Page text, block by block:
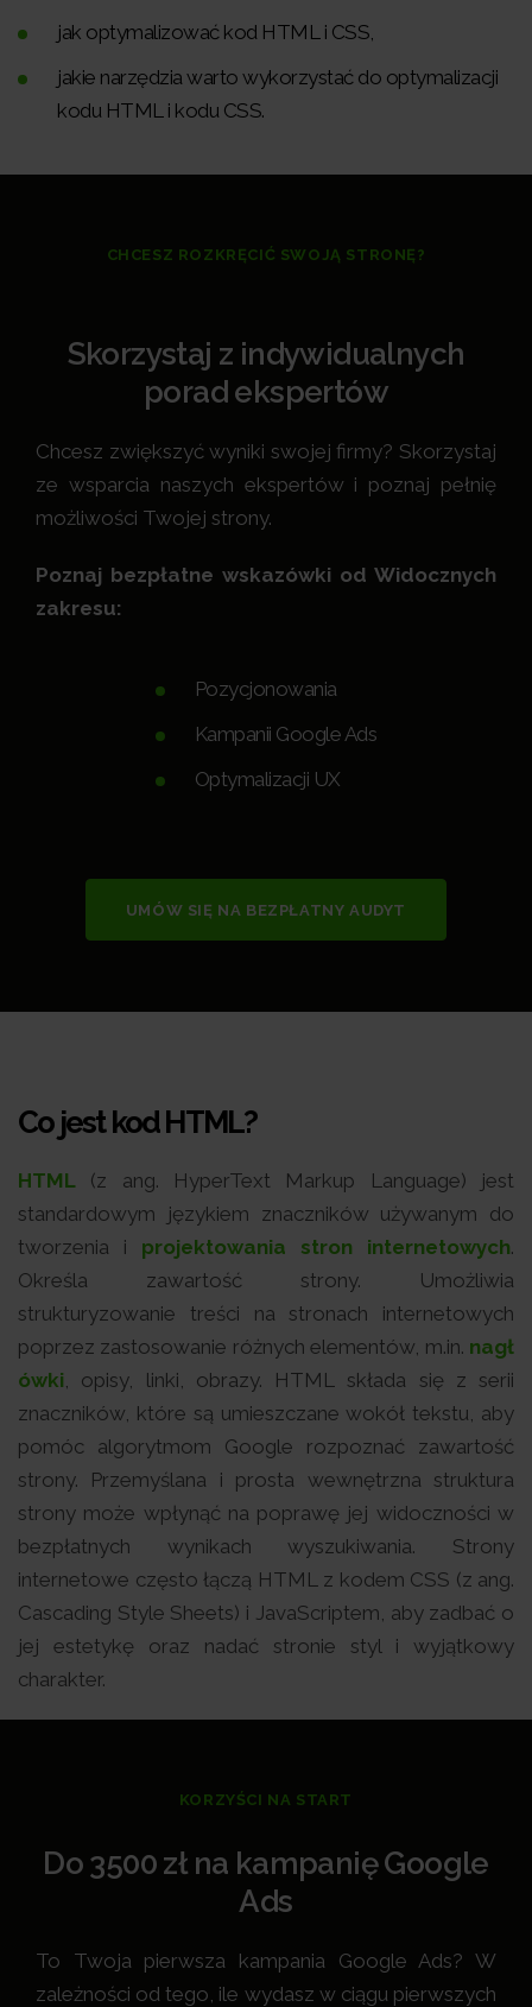
jak optymalizować kod HTML i CSS,
jakie narzędzia warto wykorzystać do optymalizacji
kodu HTML i kodu CSS.
CHCESZ ROZKRĘCIĆ SWOJĄ STRONĘ?
Skorzystaj z indywidualnych
porad ekspertów
Chcesz zwiększyć wyniki swojej firmy? Skorzystaj
ze wsparcia naszych ekspertów i poznaj pełnię
możliwości Twojej strony.
Poznaj bezpłatne wskazówki od Widocznych
zakresu:
Pozycjonowania
Kampanii Google Ads
Optymalizacji UX
UMÓW SIĘ NA BEZPŁATNY AUDYT
Co jest kod HTML?
HTML (z ang. HyperText Markup Language) jest
standardowym językiem znaczników używanym do
tworzenia i projektowania stron internetowych.
Określa zawartość strony. Umożliwia
strukturyzowanie treści na stronach internetowych
poprzez zastosowanie różnych elementów, m.in. nagł
ówki , opisy, linki, obrazy. HTML składa się z serii
znaczników, które są umieszczane wokół tekstu, aby
pomóc algorytmom Google rozpoznać zawartość
strony. Przemyślana i prosta wewnętrzna struktura
strony może wpłynąć na poprawę jej widoczności w
bezpłatnych wynikach wyszukiwania. Strony
internetowe często łączą HTML z kodem CSS (z ang.
Cascading Style Sheets) i JavaScriptem, aby zadbać o
jej estetykę oraz nadać stronie styl i wyjątkowy
charakter.
KORZYŚCI NA START
Do 3500 zł na kampanię Google
Ads
To Twoja pierwsza kampania Google Ads? W
zależności od tego, ile wydasz w ciągu pierwszych